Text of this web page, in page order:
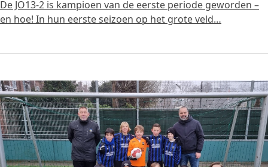
De JO13-2 is kampioen van de eerste periode geworden –
en hoe! In hun eerste seizoen op het grote veld…